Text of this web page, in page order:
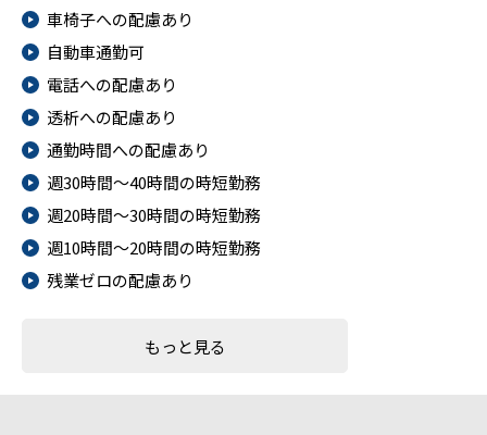
車椅子への配慮あり
自動車通勤可
電話への配慮あり
透析への配慮あり
通勤時間への配慮あり
週30時間～40時間の時短勤務
週20時間～30時間の時短勤務
週10時間～20時間の時短勤務
残業ゼロの配慮あり
もっと見る